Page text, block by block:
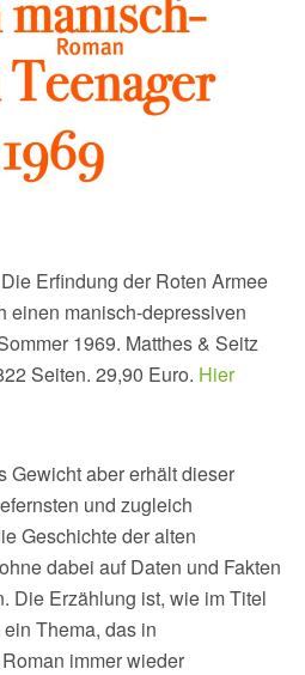
Erfindung der Roten Armee
einen manisch-depressiven
1969. Matthes & Seitz
Seiten. 29,90 Euro. Hier
Gewicht aber erhält dieser
und zugleich
Geschichte der alten
dabei auf Daten und Fakten
Die Erzählung ist, wie im Titel
Thema, das in
immer wieder